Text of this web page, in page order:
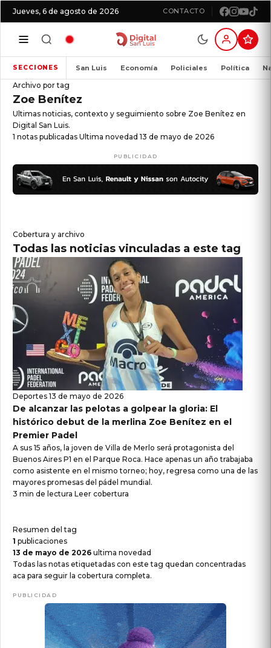
Jueves, 6 de agosto de 2026 CONTACTO
SECCIONES San Luis Economía Policiales Política
Archivo por tag
Zoe Benítez
Ultimas noticias, contexto y seguimiento sobre Zoe Benítez en
Digital San Luis.
1 notas publicadas Ultima novedad 13 de mayo de 2026
PUBLICIDAD
Cobertura y archivo
Todas las noticias vinculadas a este tag
Deportes 13 de mayo de 2026
De alcanzar las pelotas a golpear la gloria: El
histórico debut de la merlina Zoe Benítez en el
Premier Padel
A sus 15 años, la joven de Villa de Merlo será protagonista del
Buenos Aires P1 en el Parque Roca. Hace apenas un año trabajaba
como asistente en el mismo torneo; hoy, regresa como una de las
mayores promesas del pádel mundial.
3 min de lectura Leer cobertura
Resumen del tag
1 publicaciones
13 de mayo de 2026 ultima novedad
Todas las notas etiquetadas con este tag quedan concentradas
aca para seguir la cobertura completa.
PUBLICIDAD